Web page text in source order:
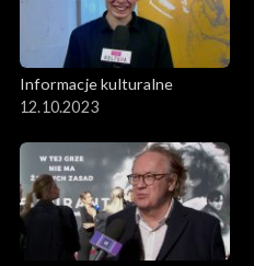
Informacje kulturalne
12.10.2023